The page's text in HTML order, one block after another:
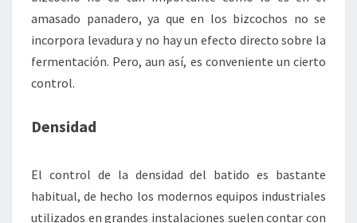
amasado panadero, ya que en los bizcochos no se
incorpora levadura y no hay un efecto directo sobre la
fermentación. Pero, aun así, es conveniente un cierto
control.
Densidad
El control de la densidad del batido es bastante
habitual, de hecho los modernos equipos industriales
utilizados en grandes instalaciones suelen contar con